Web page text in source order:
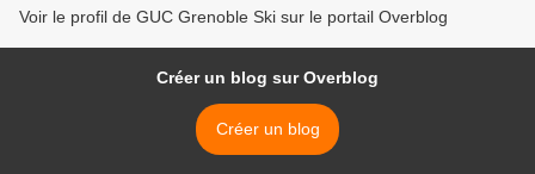
Voir le profil de GUC Grenoble Ski sur le portail Overblog
Créer un blog sur Overblog
Créer un blog